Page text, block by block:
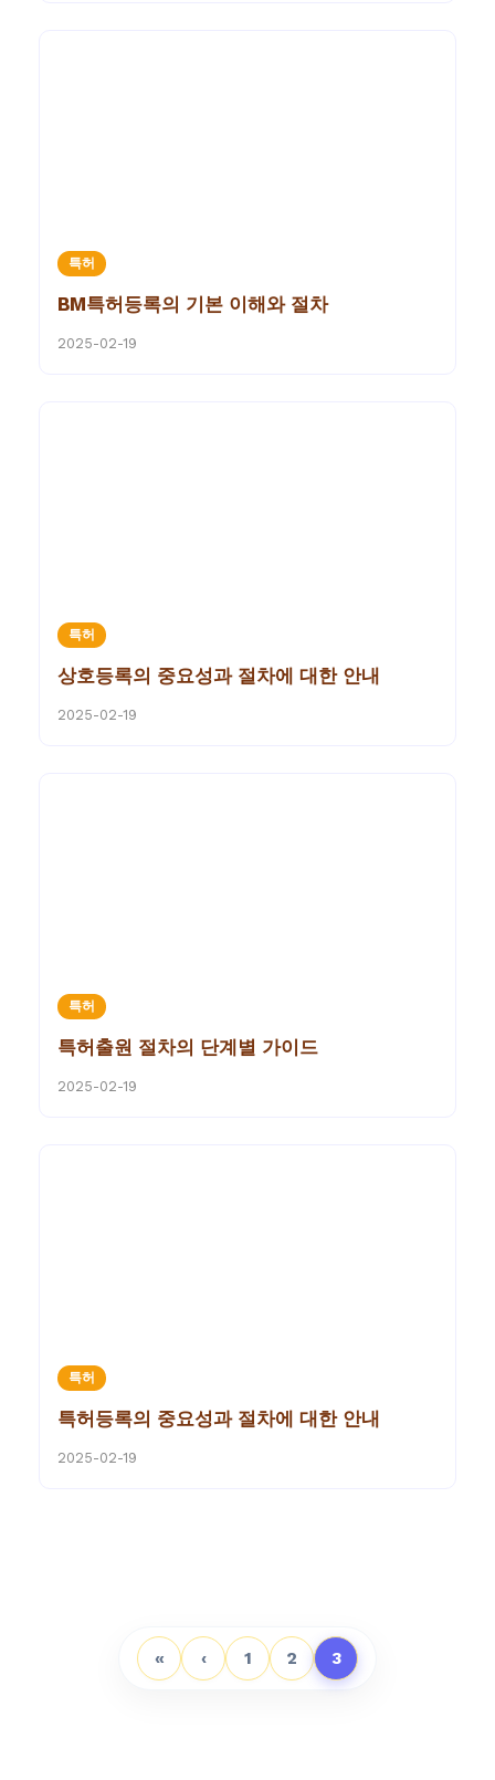
특허
BM특허등록의 기본 이해와 절차
2025-02-19
특허
상호등록의 중요성과 절차에 대한 안내
2025-02-19
특허
특허출원 절차의 단계별 가이드
2025-02-19
특허
특허등록의 중요성과 절차에 대한 안내
2025-02-19
« ‹ 1 2 3